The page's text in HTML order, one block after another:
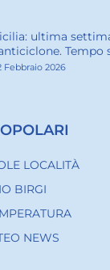
ultima
Tempo
Febbraio 2026
LOCALITÀ
BIRGI
NEWS